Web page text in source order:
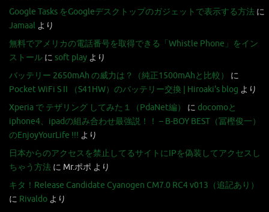
Google Tasks をGoogleデスクトップのガジェットで表示する方法 に
Jamaal より
無料でアメリカの電話番号を取得できる「Whistle Phone」をイン
ストール に soft play より
バッテリー 2650mAh の威力は？（純正1500mAhと比較）
に
Pocket WiFi S II （S41HW）のバッテリー交換 | Hiroaki's blog より
Xperia で テザリング してみた１（PdaNet編）
に docomoと
iphone4、ipadの組み合わせ最強説！！ – B-BOY BEST（冨樫俊一）
のEnjoyYourLife !!! より
日本からのアクセスを禁止してるサイトにIPを偽装してアクセスし
ちゃう方法 に Mr.ポポ より
キタ！Release Candidate Cyanogen CM7.0 RC4 v013（追記あり）
に Rivaldo より